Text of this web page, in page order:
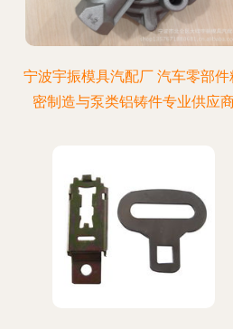
宁波宇振模具汽配厂 汽车零部件
密制造与泵类铝铸件专业供应